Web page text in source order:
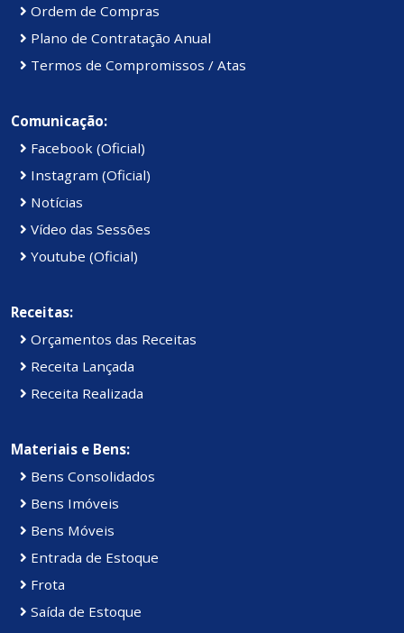
Ordem de Compras
Plano de Contratação Anual
Termos de Compromissos / Atas
Comunicação:
Facebook (Oficial)
Instagram (Oficial)
Notícias
Vídeo das Sessões
Youtube (Oficial)
Receitas:
Orçamentos das Receitas
Receita Lançada
Receita Realizada
Materiais e Bens:
Bens Consolidados
Bens Imóveis
Bens Móveis
Entrada de Estoque
Frota
Saída de Estoque